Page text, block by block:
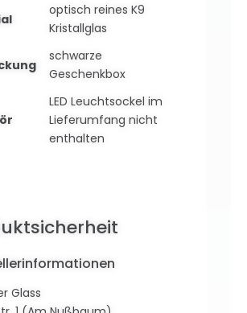
optisch reines K9
Kristallglas
schwarze
Geschenkbox
LED Leuchtsockel im
Lieferumfang nicht
enthalten
Glass